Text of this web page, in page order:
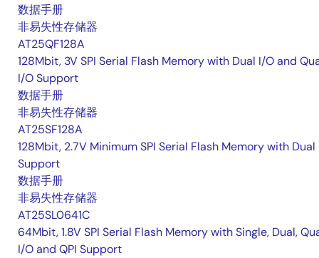
数据手册
非易失性存储器
AT25QF128A
128Mbit, 3V SPI Serial Flash Memory with Dual I/O and
I/O Support
数据手册
非易失性存储器
AT25SF128A
128Mbit, 2.7V Minimum SPI Serial Flash Memory with Dual
Support
数据手册
非易失性存储器
AT25SL0641C
64Mbit, 1.8V SPI Serial Flash Memory with Single, Dual,
I/O and QPI Support